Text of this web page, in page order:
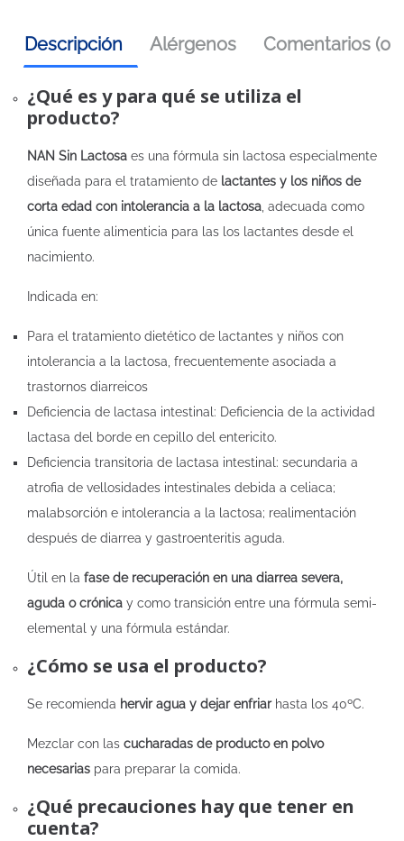
Descripción Alérgenos Comentarios (0)
¿Qué es y para qué se utiliza el
producto?
NAN Sin Lactosa es una fórmula sin lactosa especialmente
diseñada para el tratamiento de lactantes y los niños de
corta edad con intolerancia a la lactosa , adecuada como
única fuente alimenticia para las los lactantes desde el
nacimiento.
Indicada en:
Para el tratamiento dietético de lactantes y niños con
intolerancia a la lactosa, frecuentemente asociada a
trastornos diarreicos
Deficiencia de lactasa intestinal: Deficiencia de la actividad
lactasa del borde en cepillo del entericito.
Deficiencia transitoria de lactasa intestinal: secundaria a
atrofia de vellosidades intestinales debida a celiaca;
malabsorción e intolerancia a la lactosa; realimentación
después de diarrea y gastroenteritis aguda.
Útil en la fase de recuperación en una diarrea severa,
aguda o crónica y como transición entre una fórmula semi-
elemental y una fórmula estándar.
¿Cómo se usa el producto?
Se recomienda hervir agua y dejar enfriarhasta los 40ºC.
Mezclar con las cucharadas de producto en polvo
necesarias para preparar la comida.
¿Qué precauciones hay que tener en
cuenta?